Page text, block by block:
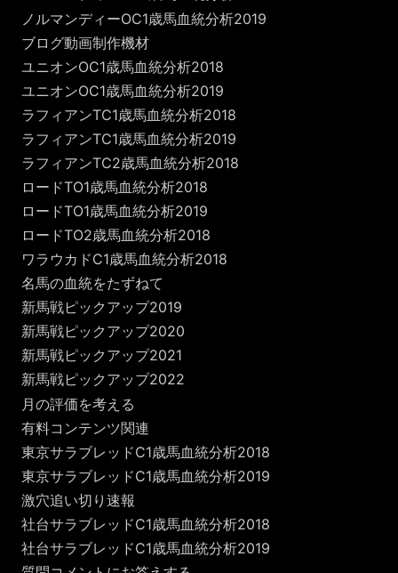
ノルマンディーOC1歳馬血統分析2019
ブログ動画制作機材
ユニオンOC1歳馬血統分析2018
ユニオンOC1歳馬血統分析2019
ラフィアンTC1歳馬血統分析2018
ラフィアンTC1歳馬血統分析2019
ラフィアンTC2歳馬血統分析2018
ロードTO1歳馬血統分析2018
ロードTO1歳馬血統分析2019
ロードTO2歳馬血統分析2018
ワラウカドC1歳馬血統分析2018
名馬の血統をたずねて
新馬戦ピックアップ2019
新馬戦ピックアップ2020
新馬戦ピックアップ2021
新馬戦ピックアップ2022
月の評価を考える
有料コンテンツ関連
東京サラブレッドC1歳馬血統分析2018
東京サラブレッドC1歳馬血統分析2019
激穴追い切り速報
社台サラブレッドC1歳馬血統分析2018
社台サラブレッドC1歳馬血統分析2019